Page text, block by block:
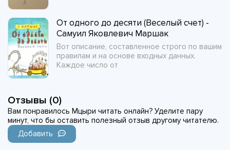
От одного до десяти (Веселый счет) -
Самуил Яковлевич Маршак
Вот описание, составленное строго по вашим
правилам и на основе входных данных.
Каждое число от
Отзывы (0)
Вам понравилось Мцыри читать онлайн? Уделите пару
минут, что бы оставить полезный отзыв другому читателю.
Добавить